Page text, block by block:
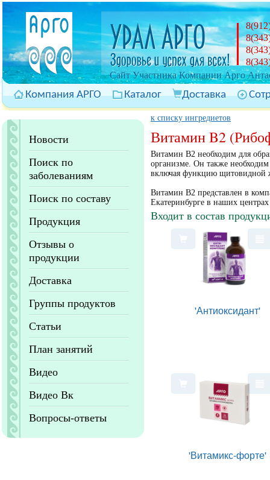
Cайт Участника Компании Арго
Компания АРГО Каталог Доставка
Новости
Поиск по
заболеваниям
Поиск по составу
Продукция
Отзывы о
продукции
Доставка
Группы продуктов
Статьи
План занятий
Видео
Видео Вк
Вопросы-ответы
к списку ингредиетов
Витамин B2
Витамин B2 необходим для
организме. Он также необходим
включая функцию щитовидной
Витамин B2 представлен в
Екатеринбурге в наших центрах
Входит в состав
'Антиоксидант'
'Витамикс-форте'